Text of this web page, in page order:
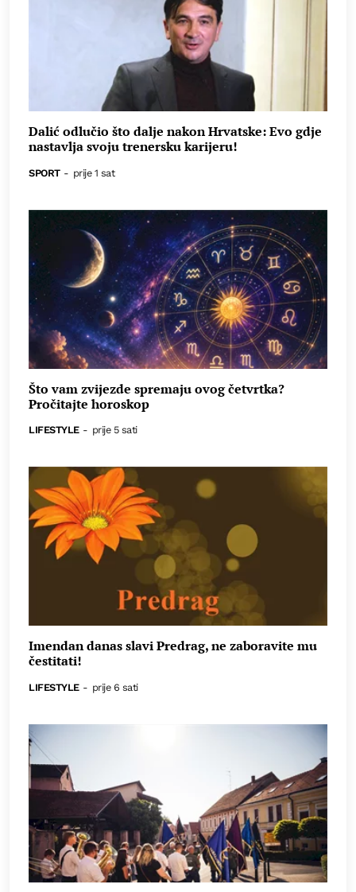
Dalić odlučio što dalje nakon Hrvatske: Evo gdje
nastavlja svoju trenersku karijeru!
SPORT - prije 1 sat
Što vam zvijezde spremaju ovog četvrtka?
Pročitajte horoskop
LIFESTYLE - prije 5 sati
Imendan danas slavi Predrag, ne zaboravite mu
čestitati!
LIFESTYLE - prije 6 sati